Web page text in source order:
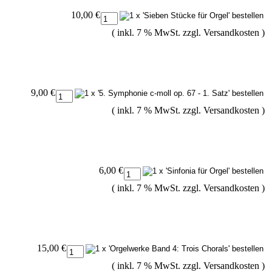
10,00 €
( inkl. 7 % MwSt. zzgl. Versandkosten )
9,00 €
( inkl. 7 % MwSt. zzgl. Versandkosten )
6,00 €
( inkl. 7 % MwSt. zzgl. Versandkosten )
15,00 €
( inkl. 7 % MwSt. zzgl. Versandkosten )